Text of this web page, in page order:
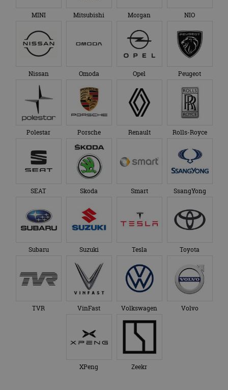
MINI Mitsubishi Morgan NIO
Nissan Omoda Opel Peugeot
Polestar Porsche Renault Rolls-Royce
SEAT Skoda Smart SsangYong
Subaru Suzuki Tesla Toyota
TVR VinFast Volkswagen Volvo
XPeng Zeekr